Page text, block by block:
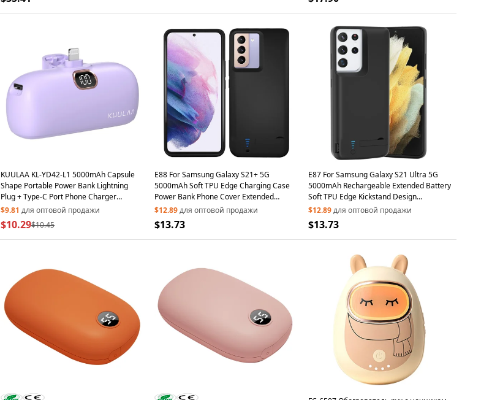
KUULAA KL-YD42-L1 5000mAh Capsule
Shape Portable Power Bank Lightning
Plug + Type-C Port Phone Charger
External Battery - Purple
$9.81 для оптовой продажи
$10.29$10.45
E88 For Samsung Galaxy S21+ 5G
5000mAh Soft TPU Edge Charging Case
Power Bank Phone Cover Extended
Battery with Kickstand
$12.89для оптовой продажи
$13.73
E87 For Samsung Galaxy S21 Ultra 5G
5000mAh Rechargeable Extended Battery
Soft TPU Edge Kickstand Design
Smartphone Charger Back Case
$12.89для оптовой продажи
$13.73